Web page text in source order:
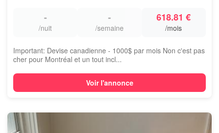
-
/nuit
-
/semaine
618.81 €
/mois
Important: Devise canadienne - 1000$ par mois Non c'est pas
cher pour Montréal et un tout incl...
Voir l'annonce